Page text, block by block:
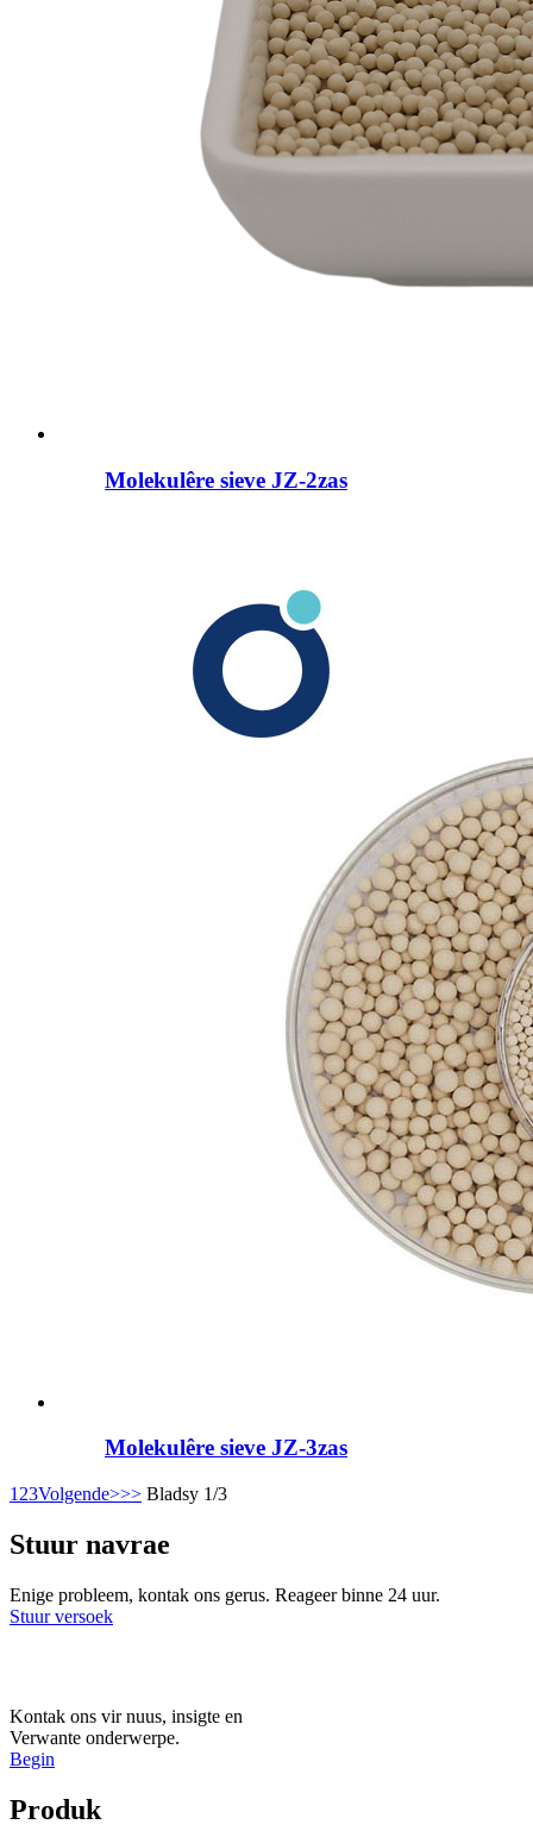
Molekulêre sieve JZ-2zas
Molekulêre sieve JZ-3zas
1 23Volgende>>> Bladsy 1/3
Stuur navrae
Enige probleem, kontak ons ​​gerus. Reageer binne 24 uur.
Stuur versoek
Kontak ons ​​vir nuus, insigte en
Verwante onderwerpe.
Begin
Produk